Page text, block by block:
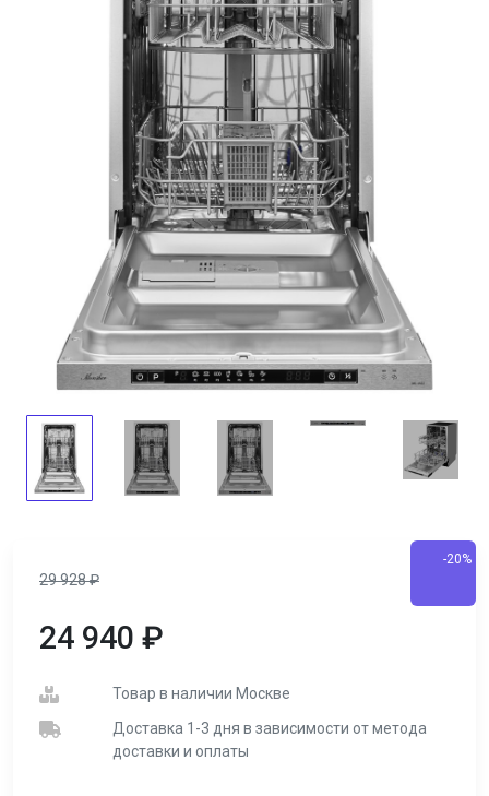
29 928₽
-20%
24 940 ₽
Товар в наличии Москве
Доставка 1-3 дня в зависимости от метода
доставки и оплаты